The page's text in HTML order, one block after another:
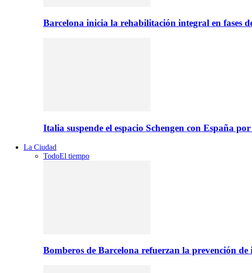
Barcelona inicia la rehabilitación integral en fases
Italia suspende el espacio Schengen con España
La Ciudad
TodoEl tiempo
Bomberos de Barcelona refuerzan la prevención de